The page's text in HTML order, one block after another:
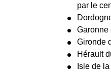
par le
Garonne
Gironde
Hérault
Isle de